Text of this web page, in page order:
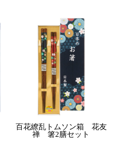
百花繚乱トムソン箱 花友
禅 箸2膳セット